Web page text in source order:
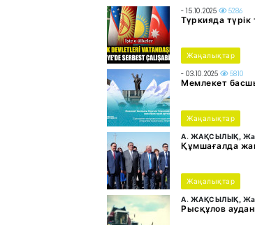
- 15.10.2025 5286
Түркияда
Жаңалықтар
- 03.10.2025 5810
Мемлекет
Жаңалықтар
А. ЖАҚСЫЛЫҚ,
Құмшағалда
Жаңалықтар
А. ЖАҚСЫЛЫҚ,
Рысқұлов